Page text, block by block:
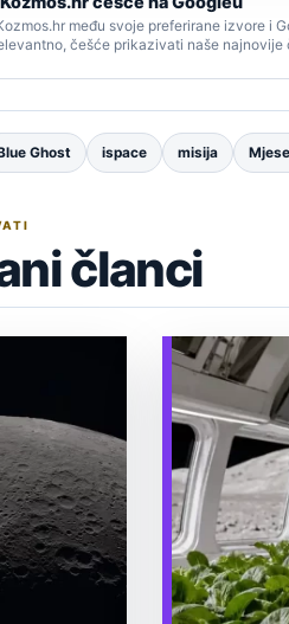
među svoje preferirane izvore i
češće prikazivati naše najnovije
Ghost ispace misija
članci